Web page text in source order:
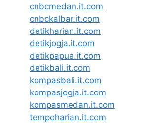
cnbcmedan.it.com
cnbckalbar.it.com
detikharian.it.com
detikjogja.it.com
detikpapua.it.com
detikbali.it.com
kompasbali.it.com
kompasjogja.it.com
kompasmedan.it.com
tempoharian.it.com